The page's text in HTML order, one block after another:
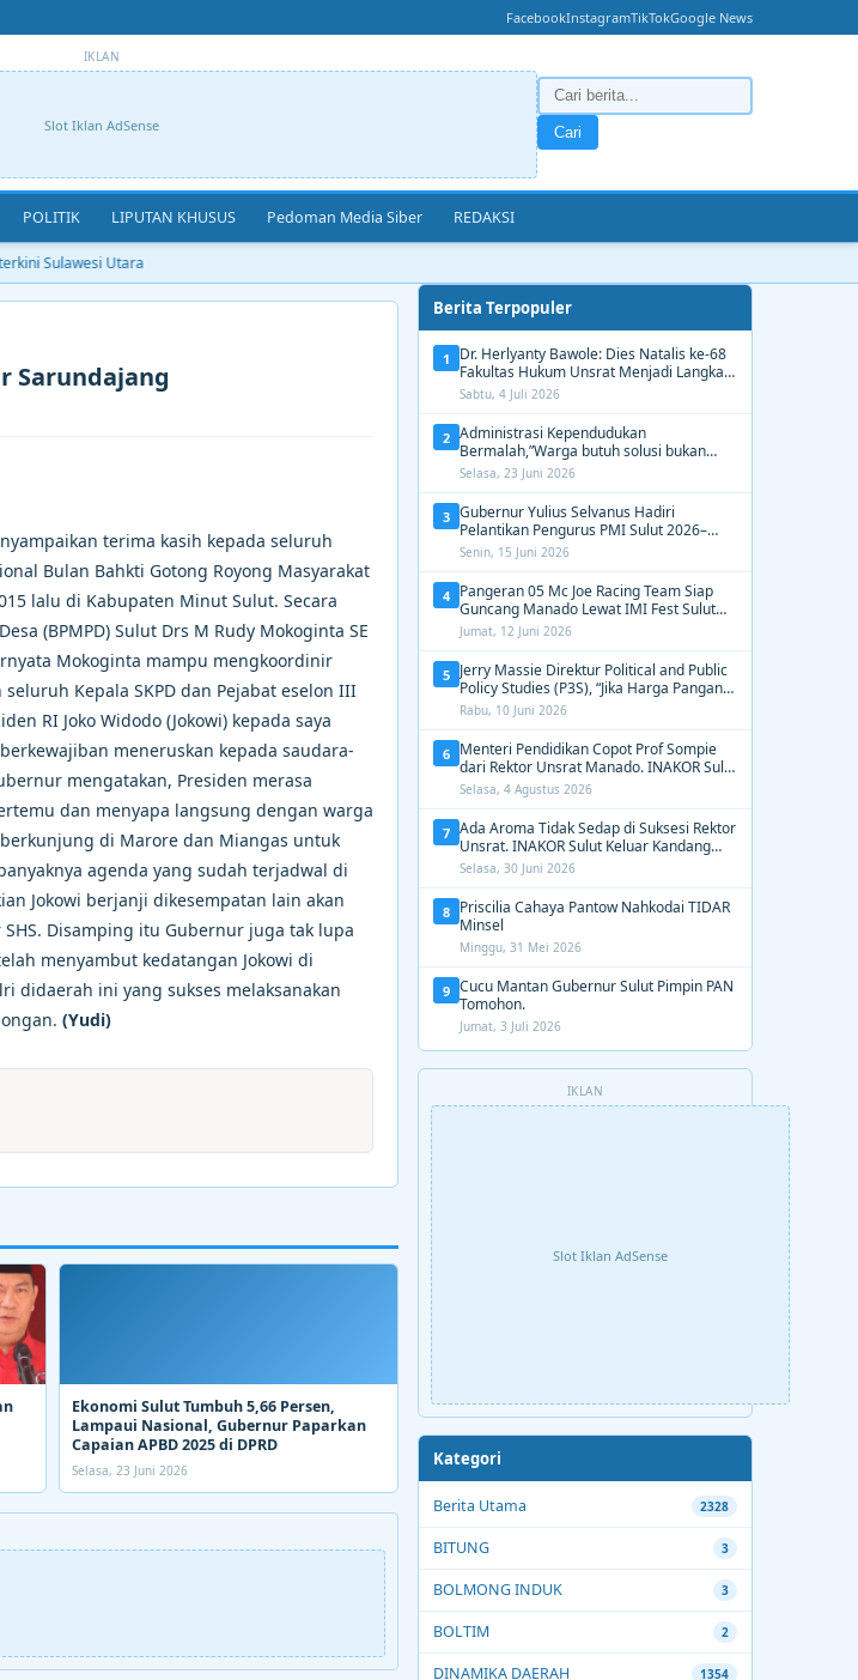
FacebookInstagramTikTokGoogle News
IKLAN
Slot Iklan AdSense Cari
POLITIK LIPUTAN KHUSUS Pedoman Media Siber REDAKSI
Sulawesi Utara
Sarundajang
terima kasih kepada seluruh
Bulan Bahkti Gotong Royong Masyarakat
lalu di Kabupaten Minut Sulut. Secara
(BPMPD) Sulut Drs M Rudy Mokoginta SE
Mokoginta mampu mengkoordinir
Kepala SKPD dan Pejabat eselon III
RI Joko Widodo (Jokowi) kepada saya
meneruskan kepada saudara-
mengatakan, Presiden merasa
dan menyapa langsung dengan warga
di Marore dan Miangas untuk
agenda yang sudah terjadwal di
Jokowi berjanji dikesempatan lain akan
Disamping itu Gubernur juga tak lupa
menyambut kedatangan Jokowi di
didaerah ini yang sukses melaksanakan
(Yudi)
Ekonomi Sulut Tumbuh 5,66 Persen,
Lampaui Nasional, Gubernur Paparkan
Capaian APBD 2025 di DPRD
Selasa, 23 Juni 2026
Berita Terpopuler
1
Dr. Herlyanty Bawole: Dies Natalis ke-68
Fakultas Hukum Unsrat Menjadi Langkah
Nyata Membangun Generasi Hukum
Berdampak
Sabtu, 4 Juli 2026
2 Administrasi Kependudukan
Bermalah,”Warga butuh solusi bukan
Alasan dari Disdukcapil Manado
Selasa, 23 Juni 2026
3 Gubernur Yulius Selvanus Hadiri
Pelantikan Pengurus PMI Sulut 2026–
2031, Tekankan Gerak Cepat untuk
Kemanusiaan
Senin, 15 Juni 2026
4 Pangeran 05 Mc Joe Racing Team Siap
Guncang Manado Lewat IMI Fest Sulut
2026 Apex Drag Championship
Jumat, 12 Juni 2026
5 Jerry Massie Direktur Political and Public
Policy Studies (P3S), “Jika Harga Pangan
Tak Terkendali, Zulhas dan Budi Santoso
Tak Layak Dipertahankan”
Rabu, 10 Juni 2026
6 Menteri Pendidikan Copot Prof Sompie
dari Rektor Unsrat Manado. INAKOR Sulut
Kawal Unsur Pidana dan Siap Bongkar
Aroma Busuk di Suksesi Rektor
Selasa, 4 Agustus 2026
7 Ada Aroma Tidak Sedap di Suksesi Rektor
Unsrat. INAKOR Sulut Keluar Kandang
Kawal Proses Seleksi
Selasa, 30 Juni 2026
8 Priscilia Cahaya Pantow Nahkodai TIDAR
Minsel
Minggu, 31 Mei 2026
9 Cucu Mantan Gubernur Sulut Pimpin PAN
Tomohon.
Jumat, 3 Juli 2026
IKLAN
Slot Iklan AdSense
Kategori
Berita Utama 2328
BITUNG 3
BOLMONG INDUK 3
BOLTIM 2
DINAMIKA DAERAH 1354